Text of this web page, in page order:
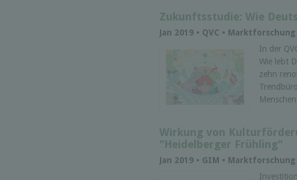
Zukunftsstudie: Wie
Jan 2019 • QVC •
In der
Wie lebt
zehn
Wirkung von
"Heidelberger Frühling"
Jan 2019 • GIM • Marktforschung